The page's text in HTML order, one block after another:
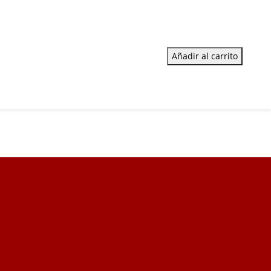
Añadir al carrito